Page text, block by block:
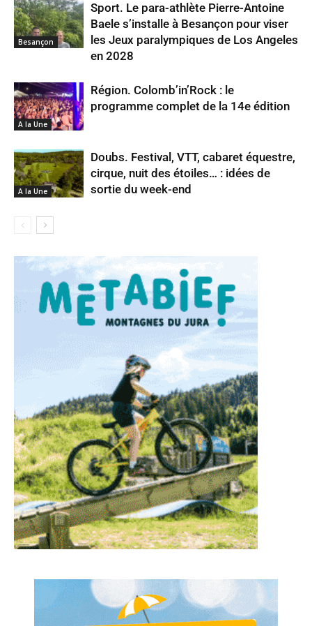
Besançon
Sport. Le para-athlète Pierre-Antoine
Baele s’installe à Besançon pour viser
les Jeux paralympiques de Los Angeles
en 2028
A la Une
Région. Colomb’in’Rock : le
programme complet de la 14e édition
A la Une
Doubs. Festival, VTT, cabaret équestre,
cirque, nuit des étoiles… : idées de
sortie du week-end